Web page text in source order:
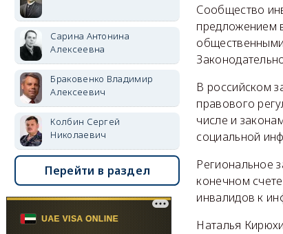
Сообщество
предложением
В российском
правового
числе и
социальной
Региональное
конечном
инвалидов к
Наталья
Сарина Антонина
Алексеевна
Браковенко Владимир
Алексеевич
Колбин Сергей
Николаевич
Перейти в раздел